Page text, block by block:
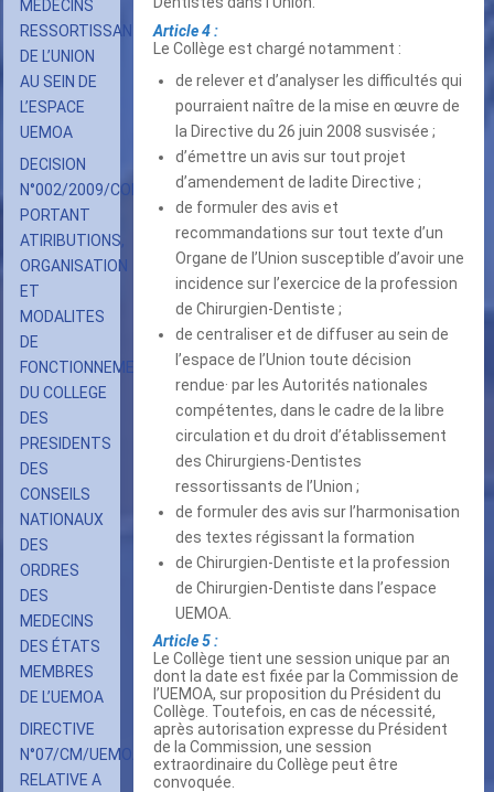
MEDECINS
RESSORTISSANTS
DE L’UNION
AU SEIN DE
L’ESPACE
UEMOA
DECISION
N°002/2009/COM/UEMOA
PORTANT
ATIRIBUTIONS,
ORGANISATION
ET
MODALITES
DE
FONCTIONNEMENT
DU COLLEGE
DES
PRESIDENTS
DES
CONSEILS
NATIONAUX
DES
ORDRES
DES
MEDECINS
DES ÉTATS
MEMBRES
DE L’UEMOA
DIRECTIVE
N°07/CM/UEMOA
RELATIVE A
Article 4 :
Le Collège est chargé notamment :
de relever et d’analyser les difficultés qui
pourraient naître de la mise en œuvre de
la Directive du 26 juin 2008 susvisée ;
d’émettre un avis sur tout projet
d’amendement de ladite Directive ;
de formuler des avis et
recommandations sur tout texte d’un
Organe de l’Union susceptible d’avoir une
incidence sur l’exercice de la profession
de Chirurgien-Dentiste ;
de centraliser et de diffuser au sein de
l’espace de l’Union toute décision
rendue· par les Autorités nationales
compétentes, dans le cadre de la libre
circulation et du droit d’établissement
des Chirurgiens-Dentistes
ressortissants de l’Union ;
de formuler des avis sur l’harmonisation
des textes régissant la formation
de Chirurgien-Dentiste et la profession
de Chirurgien-Dentiste dans l’espace
UEMOA.
Article 5 :
Le Collège tient une session unique par an
dont la date est fixée par la Commission de
l’UEMOA, sur proposition du Président du
Collège. Toutefois, en cas de nécessité,
après autorisation expresse du Président
de la Commission, une session
extraordinaire du Collège peut être
convoquée.